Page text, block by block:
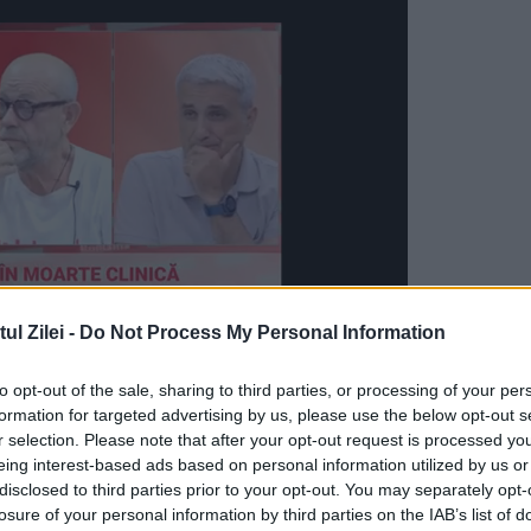
Zilei - Do Not Process My Personal Information
opt-out of the sale, sharing to third parties, or processing of your
for targeted advertising by us, please use the below opt-out
selection. Please note that after your opt-out request is processed
interest-based ads based on personal information utilized by us
to third parties prior to your opt-out. You may separately
of your personal information by third parties on the IAB’s list of
susţine că oficialii Transgaz au vizitat
unul dintre coproprietarii DESFA,
al Energiei, Giorgos Stathakis.